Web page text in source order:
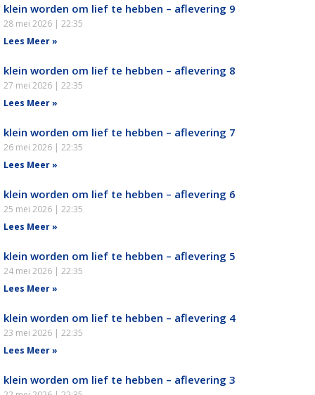
klein worden om lief te hebben – aflevering 9
28 mei 2026
22:35
Lees Meer »
klein worden om lief te hebben – aflevering 8
27 mei 2026
22:35
Lees Meer »
klein worden om lief te hebben – aflevering 7
26 mei 2026
22:35
Lees Meer »
klein worden om lief te hebben – aflevering 6
25 mei 2026
22:35
Lees Meer »
klein worden om lief te hebben – aflevering 5
24 mei 2026
22:35
Lees Meer »
klein worden om lief te hebben – aflevering 4
23 mei 2026
22:35
Lees Meer »
klein worden om lief te hebben – aflevering 3